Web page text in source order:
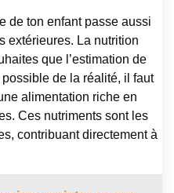
de ton enfant passe aussi
extérieures. La nutrition
que l’estimation de
de la réalité, il faut
alimentation riche en
Ces nutriments sont les
contribuant directement à